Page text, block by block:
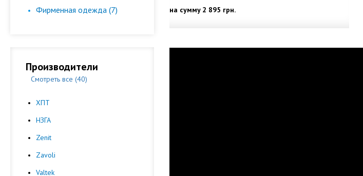
Фирменная одежда (7)
Производители
Смотреть все (40)
ХПТ
НЗГА
Zenit
Zavoli
Valtek
на сумму 2 895 грн.